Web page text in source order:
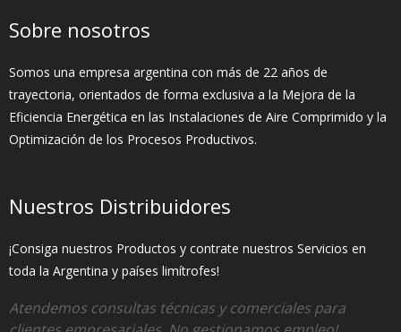
Sobre nosotros
Somos una empresa argentina con más de 22 años de
trayectoria, orientados de forma exclusiva a la Mejora de la
Eficiencia Energética en las Instalaciones de Aire Comprimido y la
Optimización de los Procesos Productivos.
Nuestros Distribuidores
¡Consiga nuestros Productos y contrate nuestros Servicios en
toda la Argentina y países limítrofes!
Atendemos consultas técnicas y comerciales para